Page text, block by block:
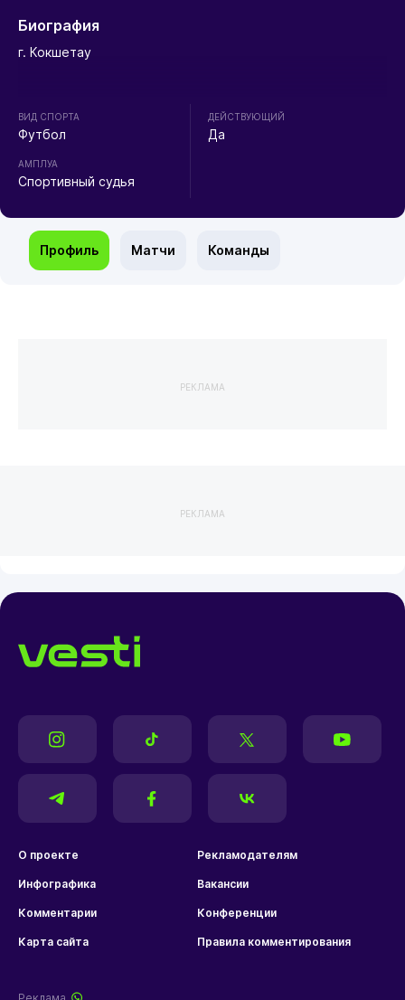
Биография
г. Кокшетау
ВИД СПОРТА
Футбол
АМПЛУА
Спортивный судья
ДЕЙСТВУЮЩИЙ
Да
Профиль Матчи Команды
РЕКЛАМА
РЕКЛАМА
О проекте Рекламодателям
Инфографика Вакансии
Комментарии Конференции
Карта сайта Правила комментирования